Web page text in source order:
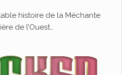
histoire de la Méchante
de l’Ouest…